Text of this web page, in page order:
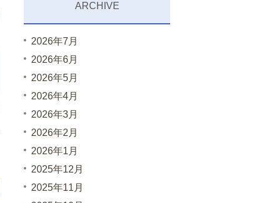
ARCHIVE
2026年7月
2026年6月
2026年5月
2026年4月
2026年3月
2026年2月
2026年1月
2025年12月
2025年11月